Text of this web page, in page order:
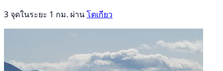
3 จุดในระยะ 1 กม. ผ่านโตเกียว